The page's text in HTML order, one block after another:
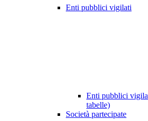
Enti pubblici vigilati
Enti pubblici
tabelle)
Società partecipate